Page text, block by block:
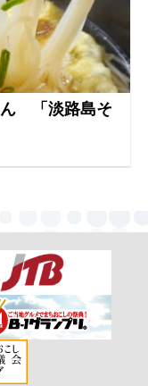
ん 「淡路島そ